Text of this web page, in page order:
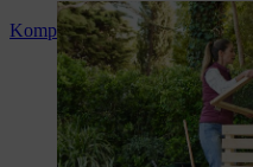
Komposter selber bauen